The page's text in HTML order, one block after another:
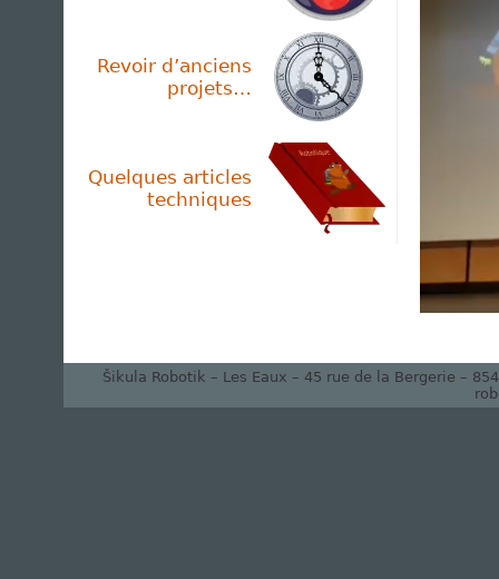
Revoir d’anciens
projets…
Quelques articles
techniques
Šikula Robotik – Les Eaux – 45 rue de la Bergerie –